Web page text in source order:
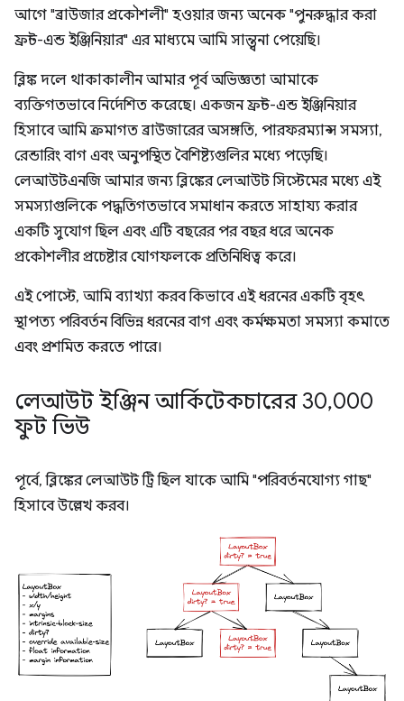
আগে "ব্রাউজার প্রকৌশলী" হওয়ার জন্য অনেক "পুনরুদ্ধার করা
ফ্রন্ট-এন্ড ইঞ্জিনিয়ার" এর মাধ্যমে আমি সান্ত্বনা পেয়েছি।
ব্লিঙ্ক দলে থাকাকালীন আমার পূর্ব অভিজ্ঞতা আমাকে
ব্যক্তিগতভাবে নির্দেশিত করেছে। একজন ফ্রন্ট-এন্ড ইঞ্জিনিয়ার
হিসাবে আমি ক্রমাগত ব্রাউজারের অসঙ্গতি, পারফরম্যান্স সমস্যা,
রেন্ডারিং বাগ এবং অনুপস্থিত বৈশিষ্ট্যগুলির মধ্যে পড়েছি।
লেআউটএনজি আমার জন্য ব্লিঙ্কের লেআউট সিস্টেমের মধ্যে এই
সমস্যাগুলিকে পদ্ধতিগতভাবে সমাধান করতে সাহায্য করার
একটি সুযোগ ছিল এবং এটি বছরের পর বছর ধরে অনেক
প্রকৌশলীর প্রচেষ্টার যোগফলকে প্রতিনিধিত্ব করে।
এই পোস্টে, আমি ব্যাখ্যা করব কিভাবে এই ধরনের একটি বৃহৎ
স্থাপত্য পরিবর্তন বিভিন্ন ধরনের বাগ এবং কর্মক্ষমতা সমস্যা কমাতে
এবং প্রশমিত করতে পারে।
লেআউট ইঞ্জিন আর্কিটেকচারের 30,000
ফুট ভিউ
পূর্বে, ব্লিঙ্কের লেআউট ট্রি ছিল যাকে আমি "পরিবর্তনযোগ্য গাছ"
হিসাবে উল্লেখ করব।